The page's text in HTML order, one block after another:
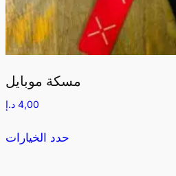
مسكة موبايل
4,00 د.إ
حدد الخيارات